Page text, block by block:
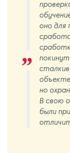
оно для
но
В свою
были